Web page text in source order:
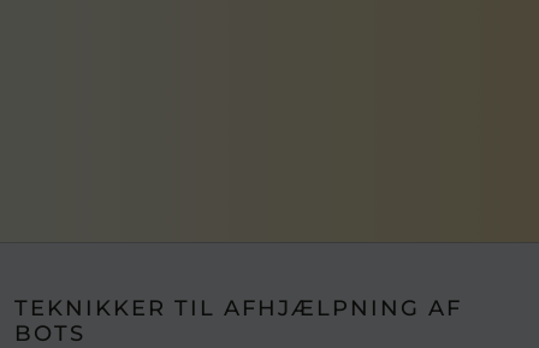
TEKNIKKER TIL AFHJÆLPNING AF
BOTS